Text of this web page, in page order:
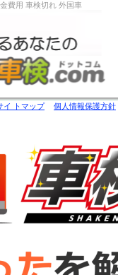
半日 格安激安 料
イ トマップ 個人情報保護方針